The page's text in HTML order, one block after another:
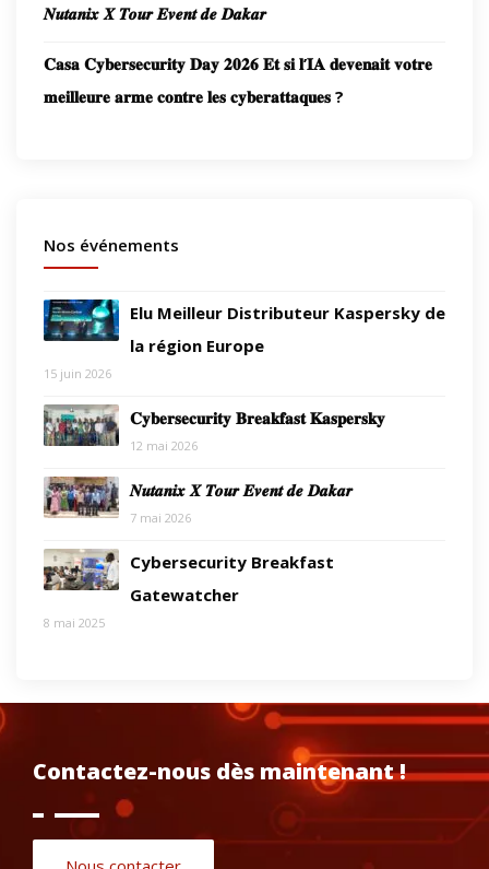
𝑵𝒖𝒕𝒂𝒏𝒊𝒙 𝑿 𝑻𝒐𝒖𝒓 𝑬𝒗𝒆𝒏𝒕 𝒅𝒆 𝑫𝒂𝒌𝒂𝒓
𝐂𝐚𝐬𝐚 𝐂𝐲𝐛𝐞𝐫𝐬𝐞𝐜𝐮𝐫𝐢𝐭𝐲 𝐃𝐚𝐲 𝟐𝟎𝟐𝟔 𝐄𝐭 𝐬𝐢 𝐥’𝐈𝐀 𝐝𝐞𝐯𝐞𝐧𝐚𝐢𝐭 𝐯𝐨𝐭𝐫𝐞
𝐦𝐞𝐢𝐥𝐥𝐞𝐮𝐫𝐞 𝐚𝐫𝐦𝐞 𝐜𝐨𝐧𝐭𝐫𝐞 𝐥𝐞𝐬 𝐜𝐲𝐛𝐞𝐫𝐚𝐭𝐭𝐚𝐪𝐮𝐞𝐬 ?
Nos événements
Elu Meilleur Distributeur Kaspersky de
la région Europe
15 juin 2026
𝐂𝐲𝐛𝐞𝐫𝐬𝐞𝐜𝐮𝐫𝐢𝐭𝐲 𝐁𝐫𝐞𝐚𝐤𝐟𝐚𝐬𝐭 𝐊𝐚𝐬𝐩𝐞𝐫𝐬𝐤𝐲
12 mai 2026
𝑵𝒖𝒕𝒂𝒏𝒊𝒙 𝑿 𝑻𝒐𝒖𝒓 𝑬𝒗𝒆𝒏𝒕 𝒅𝒆 𝑫𝒂𝒌𝒂𝒓
7 mai 2026
Cybersecurity Breakfast
Gatewatcher
8 mai 2025
Contactez-nous dès maintenant !